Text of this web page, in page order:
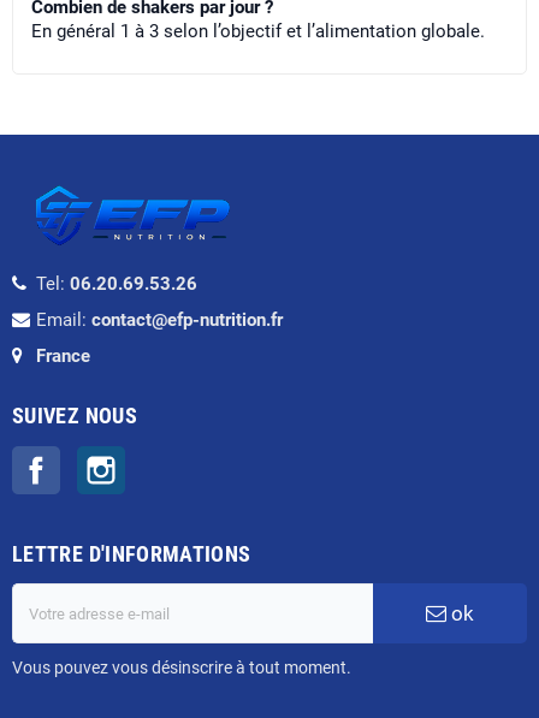
Combien de shakers par jour ?
En général 1 à 3 selon l’objectif et l’alimentation globale.
Tel: 06.20.69.53.26
Email: contact@efp-nutrition.fr
France
SUIVEZ NOUS
Facebook
LETTRE D'INFORMATIONS
ok
Vous pouvez vous désinscrire à tout moment.